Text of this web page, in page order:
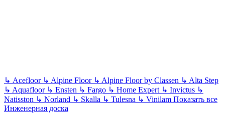
↳ Acefloor ↳ Alpine Floor ↳ Alpine Floor by Classen ↳ Alta Step
↳ Aquafloor ↳ Ensten ↳ Fargo ↳ Home Expert ↳ Invictus ↳
Natisston ↳ Norland ↳ Skalla ↳ Tulesna ↳ Vinilam Показать все
Инженерная доска